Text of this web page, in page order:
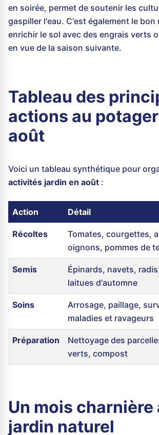
en soirée, permet de soutenir les
gaspiller l'eau. C'est également le bon
enrichir le sol avec des engrais verts
en vue de la saison suivante.
Tableau des
actions au
août
Voici un tableau synthétique pour
activités jardin en août :
Action Détail
Récoltes
Tomates, courgettes,
oignons, pommes de
Semis
Épinards, navets,
laitues d'automne
Soins
Arrosage, paillage,
maladies et ravageurs
Préparation
Nettoyage des
verts, compost
Un mois charnière
jardin naturel